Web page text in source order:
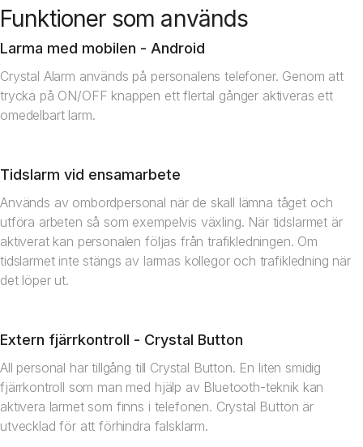
Funktioner som används
Larma med mobilen - Android
Crystal Alarm används på personalens telefoner. Genom att
trycka på ON/OFF knappen ett flertal gånger aktiveras ett
omedelbart larm.
Tidslarm vid ensamarbete
Används av ombordpersonal när de skall lämna tåget och
utföra arbeten så som exempelvis växling. När tidslarmet är
aktiverat kan personalen följas från trafikledningen. Om
tidslarmet inte stängs av larmas kollegor och trafikledning när
det löper ut.
Extern fjärrkontroll - Crystal Button
All personal har tillgång till Crystal Button. En liten smidig
fjärrkontroll som man med hjälp av Bluetooth-teknik kan
aktivera larmet som finns i telefonen. Crystal Button är
utvecklad för att förhindra falsklarm.